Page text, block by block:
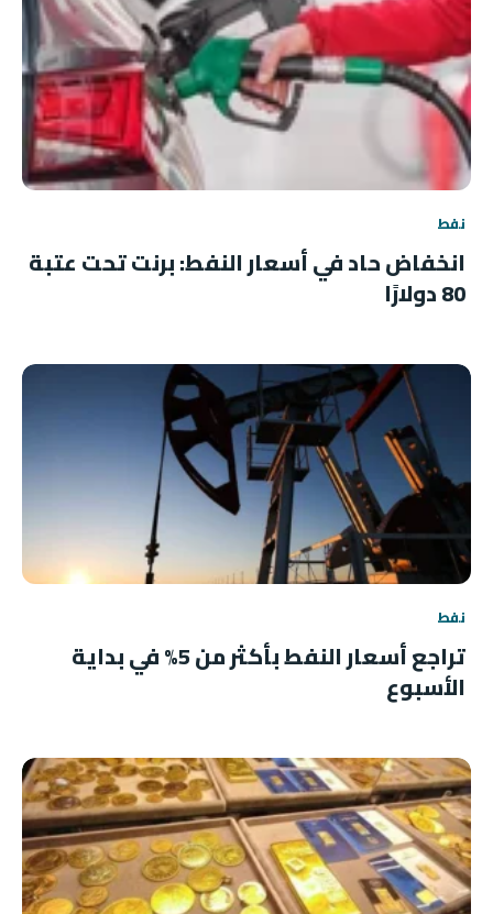
نفط
انخفاض حاد في أسعار النفط: برنت تحت عتبة
80 دولارًا
نفط
تراجع أسعار النفط بأكثر من 5% في بداية
الأسبوع